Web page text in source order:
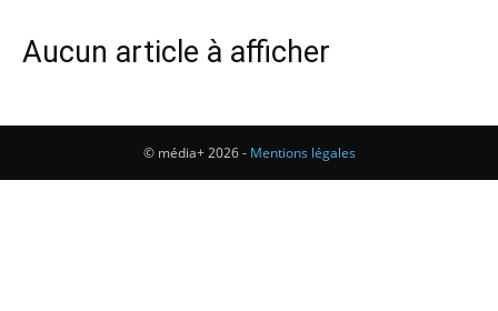
Aucun article à afficher
© média+ 2026 - Mentions légales